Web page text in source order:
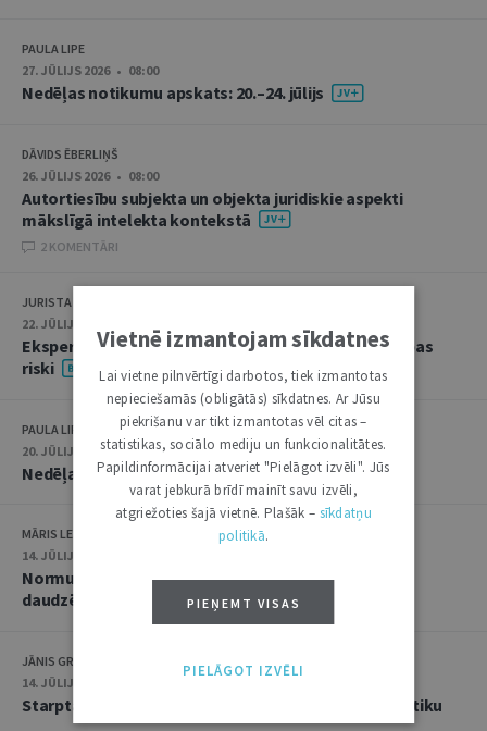
PAULA LIPE
27. JŪLIJS 2026 • 08:00
Nedēļas notikumu apskats: 20.–24. jūlijs
DĀVIDS ĒBERLIŅŠ
26. JŪLIJS 2026 • 08:00
Autortiesību subjekta un objekta juridiskie aspekti
mākslīgā intelekta kontekstā
2 KOMENTĀRI
JURISTA VĀRDS
22. JŪLIJS 2026 • 14:00
Ekspertu saruna jūlijā: krimināltiesības un būvniecības
riski
PAULA LIPE
20. JŪLIJS 2026 • 16:05
Nedēļas notikumu apskats: 13.–17. jūlijs
MĀRIS LEJA
14. JŪLIJS 2026
Normu konkurences un noziedzīgu nodarījumu
daudzējādības problemātika
JĀNIS GRASIS
14. JŪLIJS 2026
Starptautiskās tiesības: mazās valstis pret reālpolitiku
Vietnē izmantojam sīkdatnes
Lai vietne pilnvērtīgi darbotos, tiek izmantotas
nepieciešamās (obligātās) sīkdatnes. Ar Jūsu
piekrišanu var tikt izmantotas vēl citas –
statistikas, sociālo mediju un funkcionalitātes.
Papildinformācijai atveriet "Pielāgot izvēli". Jūs
varat jebkurā brīdī mainīt savu izvēli,
atgriežoties šajā vietnē. Plašāk – sīkdatņu
politikā.
PIEŅEMT VISAS
PIELĀGOT IZVĒLI